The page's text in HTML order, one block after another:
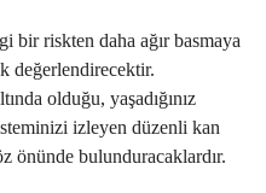
bir riskten daha ağır basmaya
değerlendirecektir.
olduğu, yaşadığınız
izleyen düzenli kan
önünde bulunduracaklardır.